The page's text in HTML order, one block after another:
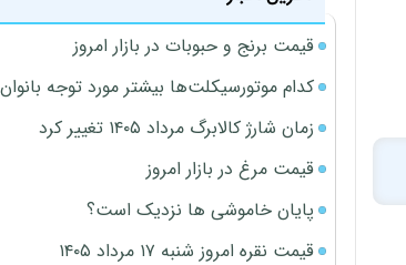
قیمت برنج و حبوبات در بازار امروز
کدام موتورسیکلت‌ها بیشتر مورد توجه
زمان شارژ کالابرگ مرداد ۱۴۰۵ تغییر کرد
قیمت مرغ در بازار امروز
پایان خاموشی ها نزدیک است؟
قیمت نقره امروز شنبه ۱۷ مرداد ۱۴۰۵